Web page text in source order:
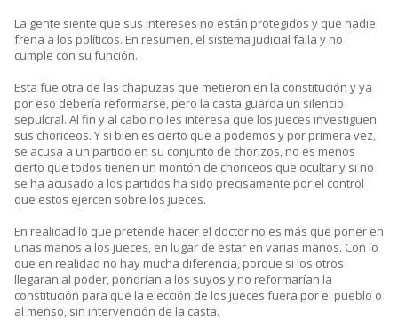
La gente siente que sus intereses no están protegidos y que nadie
frena a los políticos. En resumen, el sistema judicial falla y no
cumple con su función.
Esta fue otra de las chapuzas que metieron en la constitución y ya
por eso debería reformarse, pero la casta guarda un silencio
sepulcral. Al fin y al cabo no les interesa que los jueces investiguen
sus choriceos. Y si bien es cierto que a podemos y por primera vez,
se acusa a un partido en su conjunto de chorizos, no es menos
cierto que todos tienen un montón de choriceos que ocultar y si no
se ha acusado a los partidos ha sido precisamente por el control
que estos ejercen sobre los jueces.
En realidad lo que pretende hacer el doctor no es más que poner en
unas manos a los jueces, en lugar de estar en varias manos. Con lo
que en realidad no hay mucha diferencia, porque si los otros
llegaran al poder, pondrían a los suyos y no reformarían la
constitución para que la elección de los jueces fuera por el pueblo o
al menso, sin intervención de la casta.